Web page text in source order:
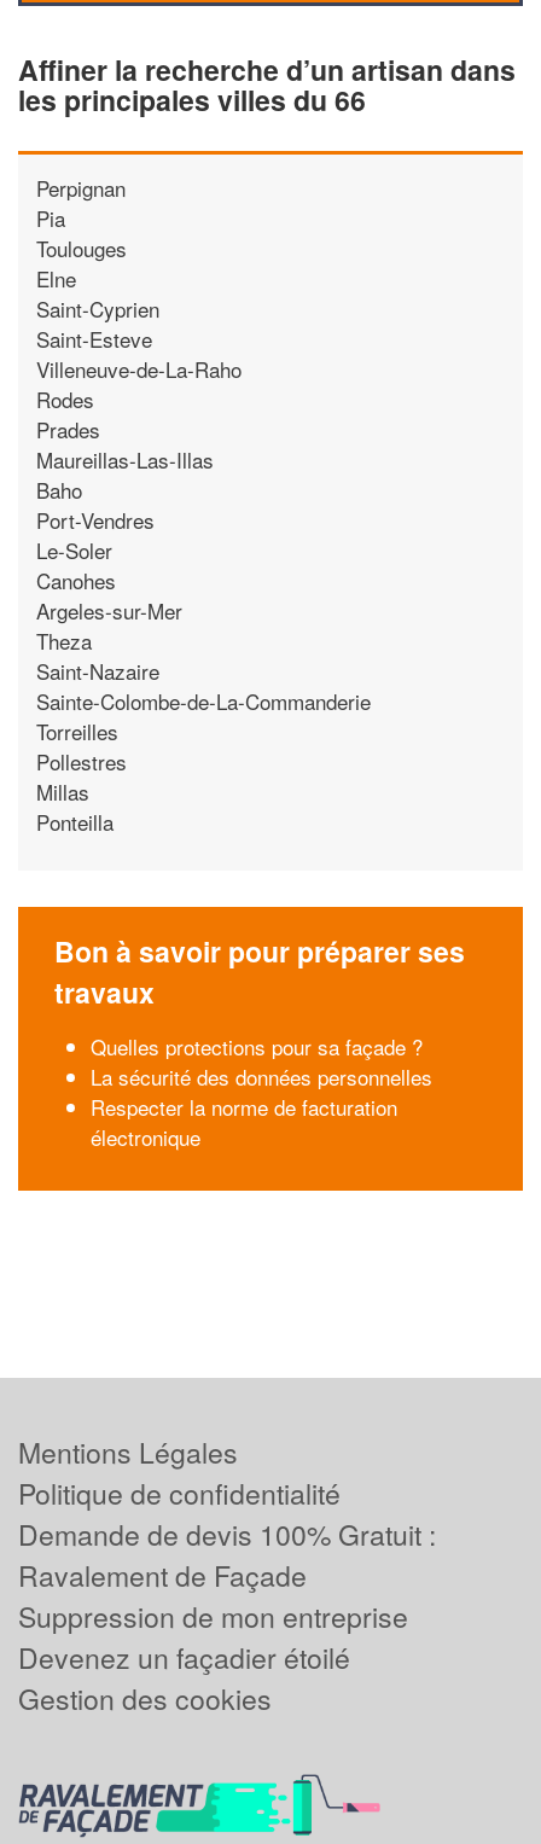
Affiner la recherche d’un artisan dans
les principales villes du 66
Perpignan
Pia
Toulouges
Elne
Saint-Cyprien
Saint-Esteve
Villeneuve-de-La-Raho
Rodes
Prades
Maureillas-Las-Illas
Baho
Port-Vendres
Le-Soler
Canohes
Argeles-sur-Mer
Theza
Saint-Nazaire
Sainte-Colombe-de-La-Commanderie
Torreilles
Pollestres
Millas
Ponteilla
Bon à savoir pour préparer ses
travaux
Quelles protections pour sa façade ?
La sécurité des données personnelles
Respecter la norme de facturation
électronique
Mentions Légales
Politique de confidentialité
Demande de devis 100% Gratuit :
Ravalement de Façade
Suppression de mon entreprise
Devenez un façadier étoilé
Gestion des cookies